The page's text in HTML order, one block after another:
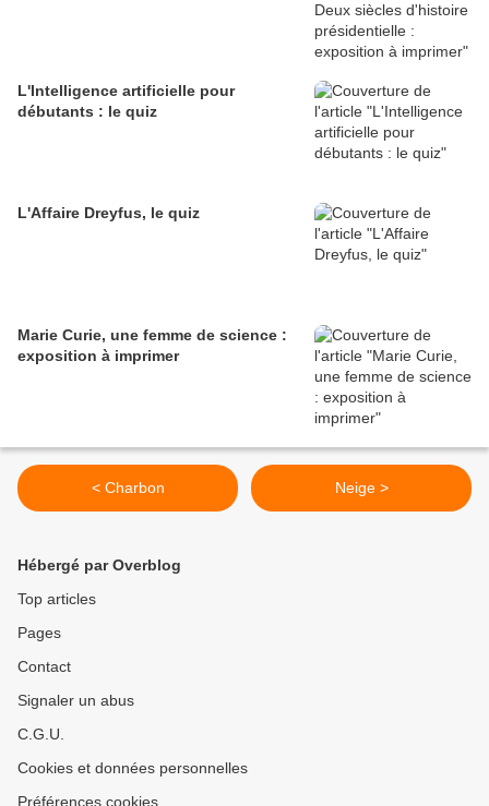
L'Intelligence artificielle pour
débutants : le quiz
L'Affaire Dreyfus, le quiz
Marie Curie, une femme de science :
exposition à imprimer
< Charbon Neige >
Hébergé par Overblog
Top articles
Pages
Contact
Signaler un abus
C.G.U.
Cookies et données personnelles
Préférences cookies